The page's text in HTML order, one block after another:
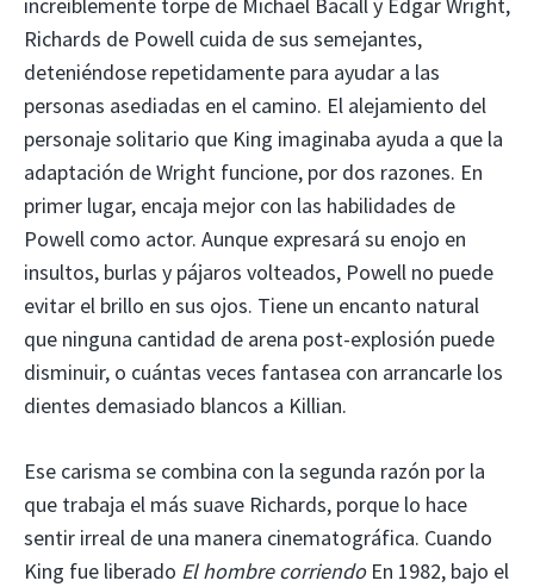
increíblemente torpe de Michael Bacall y Edgar Wright,
Richards de Powell cuida de sus semejantes,
deteniéndose repetidamente para ayudar a las
personas asediadas en el camino. El alejamiento del
personaje solitario que King imaginaba ayuda a que la
adaptación de Wright funcione, por dos razones. En
primer lugar, encaja mejor con las habilidades de
Powell como actor. Aunque expresará su enojo en
insultos, burlas y pájaros volteados, Powell no puede
evitar el brillo en sus ojos. Tiene un encanto natural
que ninguna cantidad de arena post-explosión puede
disminuir, o cuántas veces fantasea con arrancarle los
dientes demasiado blancos a Killian.
Ese carisma se combina con la segunda razón por la
que trabaja el más suave Richards, porque lo hace
sentir irreal de una manera cinematográfica. Cuando
King fue liberado El hombre corriendoEn 1982, bajo el